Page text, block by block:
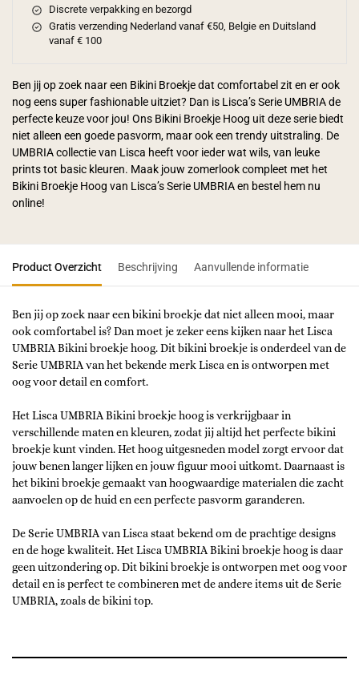
Discrete verpakking en bezorgd
Gratis verzending Nederland vanaf €50, Belgie en Duitsland
vanaf € 100
Ben jij op zoek naar een Bikini Broekje dat comfortabel zit en er ook
nog eens super fashionable uitziet? Dan is Lisca’s Serie UMBRIA de
perfecte keuze voor jou! Ons Bikini Broekje Hoog uit deze serie biedt
niet alleen een goede pasvorm, maar ook een trendy uitstraling. De
UMBRIA collectie van Lisca heeft voor ieder wat wils, van leuke
prints tot basic kleuren. Maak jouw zomerlook compleet met het
Bikini Broekje Hoog van Lisca’s Serie UMBRIA en bestel hem nu
online!
Product Overzicht Beschrijving Aanvullende informatie
Ben jij op zoek naar een bikini broekje dat niet alleen mooi, maar
ook comfortabel is? Dan moet je zeker eens kijken naar het Lisca
UMBRIA Bikini broekje hoog. Dit bikini broekje is onderdeel van de
Serie UMBRIA van het bekende merk Lisca en is ontworpen met
oog voor detail en comfort.
Het Lisca UMBRIA Bikini broekje hoog is verkrijgbaar in
verschillende maten en kleuren, zodat jij altijd het perfecte bikini
broekje kunt vinden. Het hoog uitgesneden model zorgt ervoor dat
jouw benen langer lijken en jouw figuur mooi uitkomt. Daarnaast is
het bikini broekje gemaakt van hoogwaardige materialen die zacht
aanvoelen op de huid en een perfecte pasvorm garanderen.
De Serie UMBRIA van Lisca staat bekend om de prachtige designs
en de hoge kwaliteit. Het Lisca UMBRIA Bikini broekje hoog is daar
geen uitzondering op. Dit bikini broekje is ontworpen met oog voor
detail en is perfect te combineren met de andere items uit de Serie
UMBRIA, zoals de bikini top.